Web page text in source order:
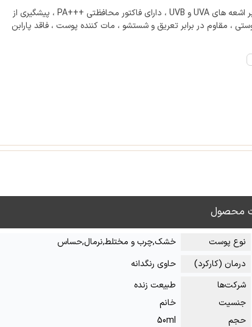
محافظت از پوست در برابر اشعه های UVA و UVB ، دارای فاکتور محافظتی +++PA ، پیشگیری از
، مقاوم در برابر تعریق و شستشو ، مات کننده پوست ، فاقد پارابن
محصول
نوع پوست
خشک,چرب و مختلط,نرمال,حساس
درمان (کارکرد)
حاوی رنگدانه
شرکت‌ها
طبیعت زنده
جنسیت
خانم
حجم
50ml